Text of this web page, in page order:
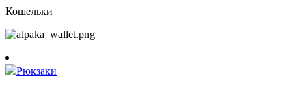
Кошельки
Рюкзаки